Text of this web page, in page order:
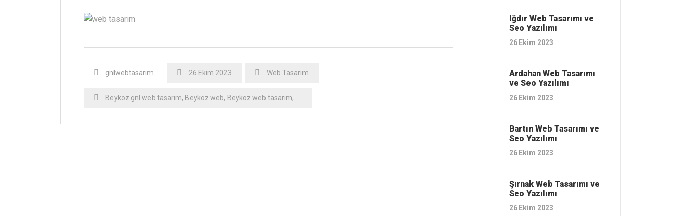
gnlwebtasarim 26 Ekim 2023 Web Tasarım
Beykoz gnl web tasarım, Beykoz web, Beykoz web tasarım,
Iğdır ‎Web Tasarımı ve
Seo Yazılımı
26 Ekim 2023
Ardahan ‎Web Tasarımı
ve Seo Yazılımı
26 Ekim 2023
Bartın ‎Web Tasarımı ve
Seo Yazılımı
26 Ekim 2023
Şırnak ‎Web Tasarımı ve
Seo Yazılımı
26 Ekim 2023